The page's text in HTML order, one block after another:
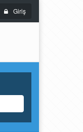
Giriş